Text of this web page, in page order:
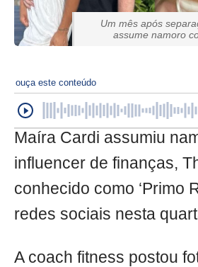
Um mês após
assume namoro
ouça este conteúdo
Maíra Cardi assumiu
influencer de finanças,
conhecido como ‘Primo
redes sociais nesta
A coach fitness postou